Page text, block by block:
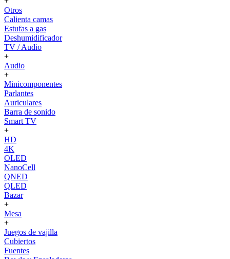
Otros
Calienta camas
Estufas a gas
Deshumidificador
TV / Audio
+
Audio
+
Minicomponentes
Parlantes
Auriculares
Barra de sonido
Smart TV
+
HD
4K
OLED
NanoCell
QNED
QLED
Bazar
+
Mesa
+
Juegos de vajilla
Cubiertos
Fuentes